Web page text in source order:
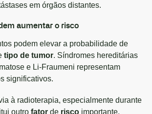
em órgãos distantes.
aumentar o risco
podem elevar a probabilidade de
tipo de tumor. Síndromes hereditárias
e Li-Fraumeni representam
significativos.
à radioterapia, especialmente durante
outro fator de risco importante.